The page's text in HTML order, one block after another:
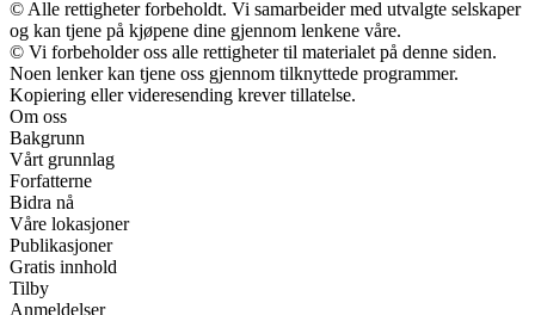
© Alle rettigheter forbeholdt. Vi samarbeider med utvalgte selskaper
og kan tjene på kjøpene dine gjennom lenkene våre.
© Vi forbeholder oss alle rettigheter til materialet på denne siden.
Noen lenker kan tjene oss gjennom tilknyttede programmer.
Kopiering eller videresending krever tillatelse.
Om oss
Bakgrunn
Vårt grunnlag
Forfatterne
Bidra nå
Våre lokasjoner
Publikasjoner
Gratis innhold
Tilby
Anmeldelser